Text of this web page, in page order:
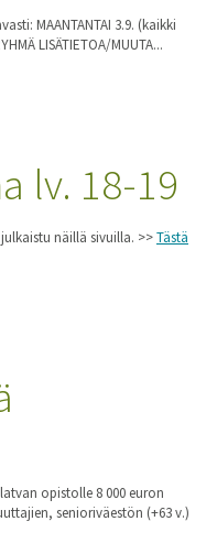
MAANTANTAI 3.9. (kaikki
LISÄTIETOA/MUUTA...
lv. 18-19
näillä sivuilla. >>Tästä
opistolle 8 000 euron
senioriväestön (+63 v.)